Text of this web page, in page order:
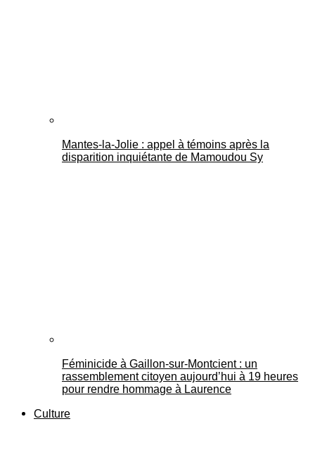
Mantes-la-Jolie : appel à témoins après la
disparition inquiétante de Mamoudou Sy
Féminicide à Gaillon‑sur‑Montcient : un
rassemblement citoyen aujourd’hui à 19 heures
pour rendre hommage à Laurence
Culture